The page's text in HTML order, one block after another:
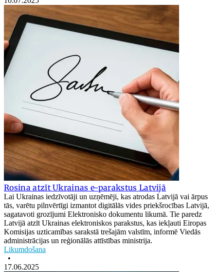
Rosina atzīt Ukrainas e-parakstus Latvijā
Lai Ukrainas iedzīvotāji un uzņēmēji, kas atrodas Latvijā vai ārpus
tās, varētu pilnvērtīgi izmantot digitālās vides priekšrocības Latvijā,
sagatavoti grozījumi Elektronisko dokumentu likumā. Tie paredz
Latvijā atzīt Ukrainas elektroniskos parakstus, kas iekļauti Eiropas
Komisijas uzticamības sarakstā trešajām valstīm, informē Viedās
administrācijas un reģionālās attīstības ministrija.
Likumdošana
•
17.06.2025